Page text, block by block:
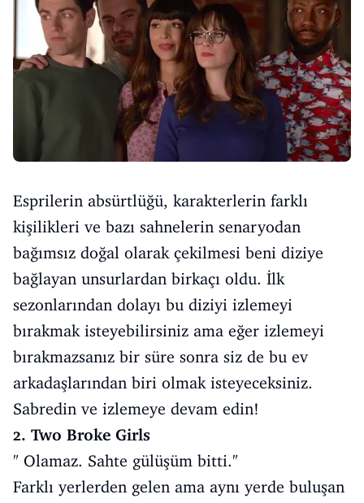
Esprilerin absürtlüğü, karakterlerin farklı
kişilikleri ve bazı sahnelerin senaryodan
bağımsız doğal olarak çekilmesi beni diziye
bağlayan unsurlardan birkaçı oldu. İlk
sezonlarından dolayı bu diziyi izlemeyi
bırakmak isteyebilirsiniz ama eğer izlemeyi
bırakmazsanız bir süre sonra siz de bu ev
arkadaşlarından biri olmak isteyeceksiniz.
Sabredin ve izlemeye devam edin!
2. Two Broke Girls
" Olamaz. Sahte gülüşüm bitti."
Farklı yerlerden gelen ama aynı yerde buluşan